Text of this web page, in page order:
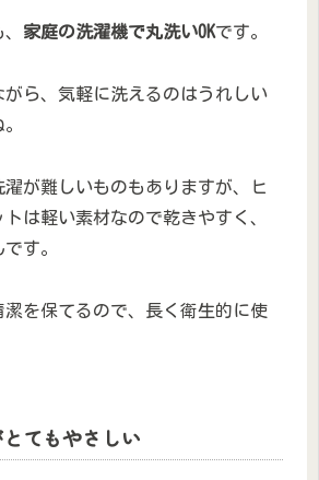
家庭の洗濯機で丸洗いOKです。
ら、気軽に洗えるのはうれしい
が難しいものもありますが、ヒ
は軽い素材なので乾きやすく、
す。
潔を保てるので、長く衛生的に使
てもやさしい